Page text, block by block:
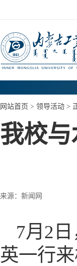
网站首页 > 领导活动 >
我校
来源：新闻网
7月2
英一行